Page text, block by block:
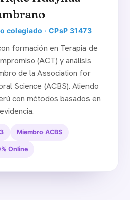
colegiado · CPsP 31473
formación en Terapia de
(ACT) y análisis
de la Association for
Science (ACBS). Atiendo
con métodos basados en
evidencia.
Miembro ACBS
Online